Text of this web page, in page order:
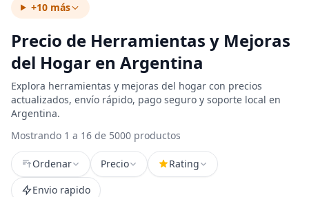
+10 más
Precio de Herramientas y Mejoras
del Hogar en Argentina
Explora herramientas y mejoras del hogar con precios
actualizados, envío rápido, pago seguro y soporte local en
Argentina.
Mostrando 1 a 16 de 5000 productos
Ordenar Precio
Rating
Envio rapido